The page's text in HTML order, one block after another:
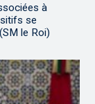
à
se
le Roi)